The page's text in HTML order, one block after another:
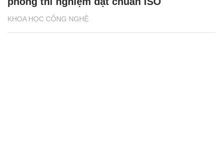
KHOA HỌC CÔNG NGHỆ